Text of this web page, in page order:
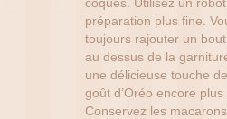
préparation plus fine.
toujours rajouter un bout
au dessus de la
une délicieuse touche
goût d’Oréo encore
Conservez les